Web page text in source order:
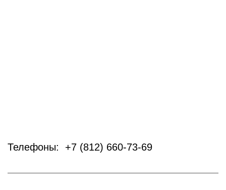
Телефоны: +7 (812) 660-73-69